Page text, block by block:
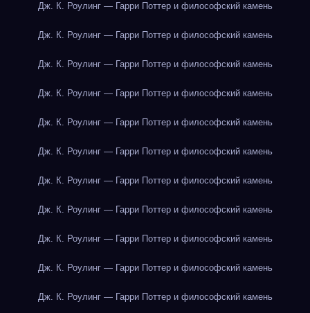
Дж. К. Роулинг — Гарри Поттер и философский камень
Дж. К. Роулинг — Гарри Поттер и философский камень
Дж. К. Роулинг — Гарри Поттер и философский камень
Дж. К. Роулинг — Гарри Поттер и философский камень
Дж. К. Роулинг — Гарри Поттер и философский камень
Дж. К. Роулинг — Гарри Поттер и философский камень
Дж. К. Роулинг — Гарри Поттер и философский камень
Дж. К. Роулинг — Гарри Поттер и философский камень
Дж. К. Роулинг — Гарри Поттер и философский камень
Дж. К. Роулинг — Гарри Поттер и философский камень
Дж. К. Роулинг — Гарри Поттер и философский камень